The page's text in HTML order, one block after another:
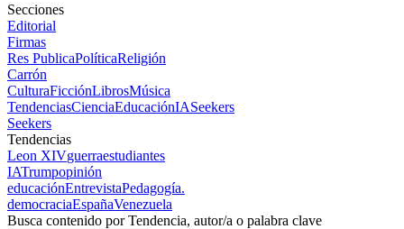
Secciones
Editorial
Firmas
Res PublicaPolíticaReligión
Carrón
CulturaFicciónLibrosMúsica
TendenciasCienciaEducaciónIASeekers
Seekers
Tendencias
Leon XIVguerraestudiantes
IATrumpopinión
educaciónEntrevistaPedagogía.
democraciaEspañaVenezuela
Busca contenido por Tendencia, autor/a o palabra clave